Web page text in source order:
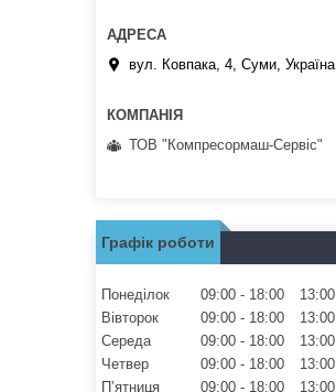
вул. Ковпака, 4, Суми, Україна
ТОВ "Компресормаш-Сервіс"
Графік роботи
Понеділок 09:00 18:00 13:00
Вівторок
09:00 18:00 13:00
Середа
09:00 18:00 13:00
Четвер
09:00 18:00 13:00
Пʼятниця
09:00 18:00 13:00